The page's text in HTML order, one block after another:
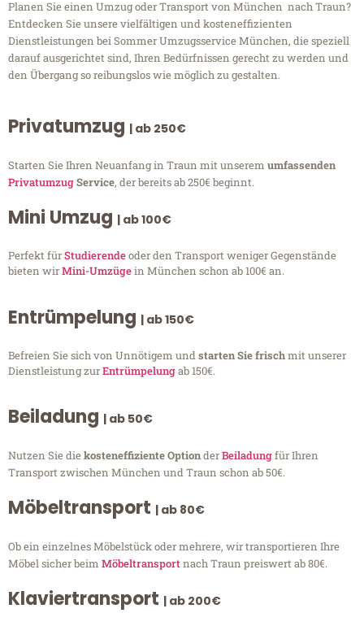
Planen Sie einen Umzug oder Transport von München nach Traun?
Entdecken Sie unsere vielfältigen und kosteneffizienten
Dienstleistungen bei Sommer Umzugsservice München, die speziell
darauf ausgerichtet sind, Ihren Bedürfnissen gerecht zu werden und
den Übergang so reibungslos wie möglich zu gestalten.
Privatumzug | ab 250€
Starten Sie Ihren Neuanfang in Traun mit unserem umfassenden
PrivatumzugService, der bereits ab 250€ beginnt.
Mini Umzug | ab 100€
Perfekt fürStudierendeoder den Transport weniger Gegenstände
bieten wirMini-Umzügein München schon ab 100€ an.
Entrümpelung | ab 150€
Befreien Sie sich von Unnötigem undstarten Sie frischmit unserer
Dienstleistung zurEntrümpelungab 150€.
Beiladung | ab 50€
Nutzen Sie diekosteneffiziente OptionderBeiladungfür Ihren
Transport zwischen München und Traun schon ab 50€.
Möbeltransport | ab 80€
Ob ein einzelnes Möbelstück oder mehrere, wir transportieren Ihre
Möbel sicher beim Möbeltransportnach Traun preiswert ab 80€.
Klaviertransport | ab 200€